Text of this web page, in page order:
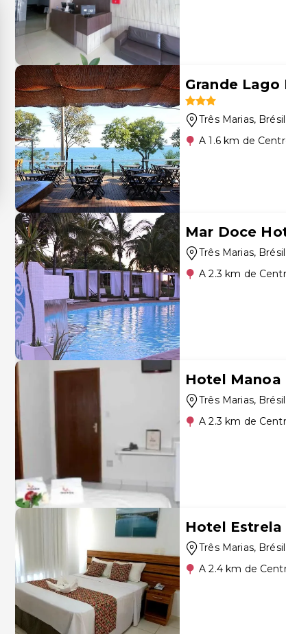
Grande
Três Marias, Brésil
A 1.6 km de
Mar Doce
Três Marias, Brésil
A 2.3 km de
Hotel Manoa
Três Marias, Brésil
A 2.3 km de
Hotel Estrela
Três Marias, Brésil
A 2.4 km de